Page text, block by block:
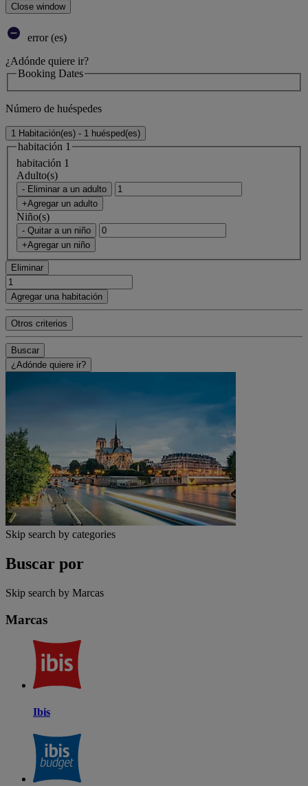
Close window
error (es)
¿Adónde quiere ir?
Booking Dates
Número de huéspedes
1 Habitación(es) - 1 huésped(es)
habitación 1
habitación 1
Adulto(s)
- Eliminar a un adulto
+Agregar un adulto
Niño(s)
- Quitar a un niño
+Agregar un niño
Eliminar
Agregar una habitación
Otros criterios
Buscar
¿Adónde quiere ir?
Skip search by categories
Buscar por
Skip search by Marcas
Marcas
Ibis